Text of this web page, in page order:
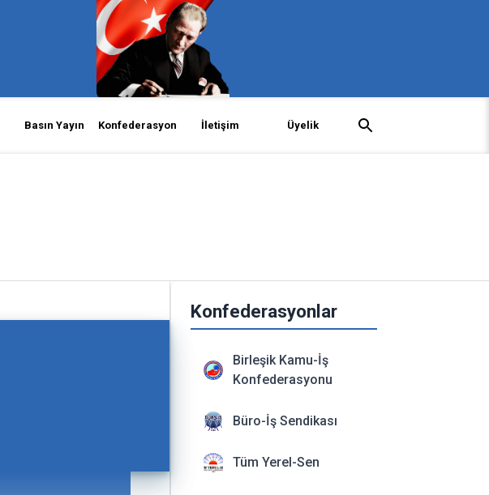
Basın Yayın Konfederasyon İletişim Üyelik
Konfederasyonlar
Birleşik Kamu-İş
Konfederasyonu
Büro-İş Sendikası
Tüm Yerel-Sen